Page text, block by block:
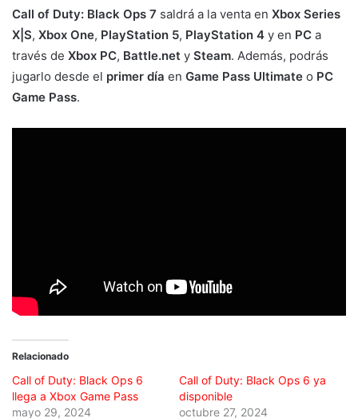
Call of Duty: Black Ops 7 saldrá a la venta en Xbox Series
X|S, Xbox One, PlayStation 5, PlayStation 4 y en PC a
través de Xbox PC, Battle.net y Steam. Además, podrás
jugarlo desde el primer día en Game Pass Ultimate o PC
Game Pass.
Relacionado
Call of Duty: Black Ops 6
llega a Xbox Game Pass
mayo 29, 2024
Call of Duty: Black Ops 6 ya
disponible
octubre 27, 2024